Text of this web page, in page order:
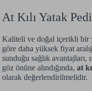
At Kılı Yatak
Kaliteli ve doğal içerikli bir
göre daha yüksek fiyat
sunduğu sağlık
göz önüne alındığında, at
olarak değerlendirilmelidir.